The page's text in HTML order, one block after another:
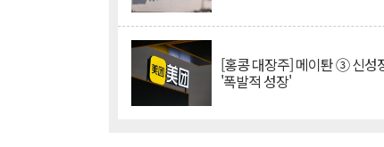
[홍콩 대장주] 메이퇀 ③ 신성
'폭발적 성장'